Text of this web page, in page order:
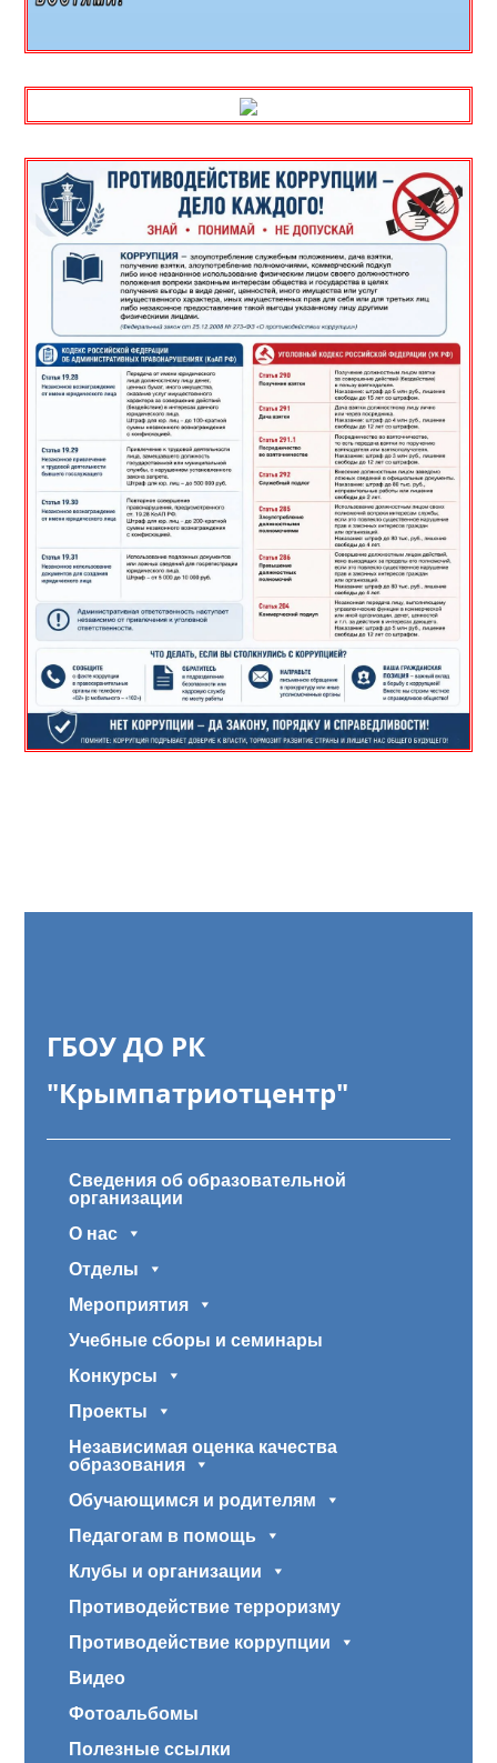
ГБОУ ДО РК
"Крымпатриотцентр"
Сведения об образовательной
организации
О нас
Отделы
Мероприятия
Учебные сборы и семинары
Конкурсы
Проекты
Независимая оценка качества
образования
Обучающимся и родителям
Педагогам в помощь
Клубы и организации
Противодействие терроризму
Противодействие коррупции
Видео
Фотоальбомы
Полезные ссылки